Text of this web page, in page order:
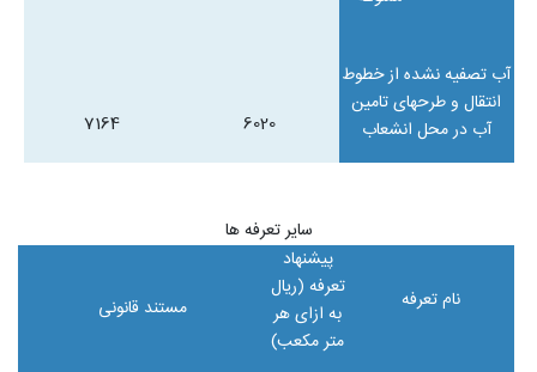
آب تصفیه نشده از خطوط
انتقال و طرحهای تامین
آب در محل انشعاب
6020
7164
سایر تعرفه ها
نام تعرفه
پیشنهاد
تعرفه (ریال
به ازای هر
متر مکعب)
مستند قانونی